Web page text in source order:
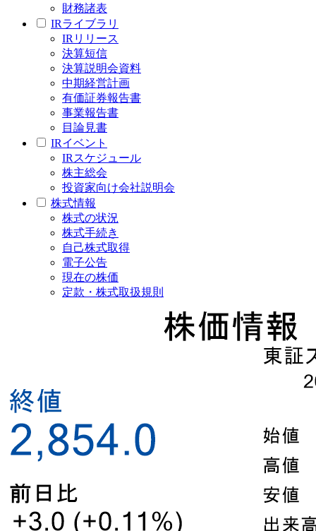
財務諸表
IRライブラリ
IRリリース
決算短信
決算説明会資料
中期経営計画
有価証券報告書
事業報告書
目論見書
IRイベント
IRスケジュール
株主総会
投資家向け会社説明会
株式情報
株式の状況
株式手続き
自己株式取得
電子公告
現在の株価
定款・株式取扱規則